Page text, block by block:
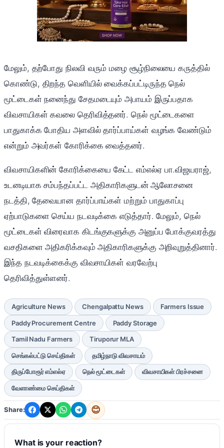
மேலும், தற்போது நிலவி வரும் மழை சூழ்நிலையை கருத்தில்
கொண்டு, திறந்த வெளியில் வைக்கப்பட்டிருந்த நெல்
மூட்டைகள் நனைந்து சேதமடையும் அபாயம் இருப்பதாக
விவசாயிகள் கவலை தெரிவித்தனர். நெல் மூட்டைகளை
பாதுகாக்க போதிய அளவில் தார்ப்பாய்கள் வழங்க வேண்டும்
என்றும் அவர்கள் கோரிக்கை வைத்தனர்.
விவசாயிகளின் கோரிக்கையை கேட்ட எம்எல்ஏ பா.விஜயராஜ்,
உடனடியாக சம்பந்தப்பட்ட அதிகாரிகளுடன் ஆலோசனை
நடத்தி, தேவையான தார்ப்பாய்கள் மற்றும் பாதுகாப்பு
ஏற்பாடுகளை செய்ய நடவடிக்கை எடுத்தார். மேலும், நெல்
மூட்டைகள் விரைவாக கிடங்குகளுக்கு அனுப்ப போக்குவரத்து
வசதிகளை அதிகரிக்கவும் அதிகாரிகளுக்கு அறிவுறுத்தினார்.
இந்த நடவடிக்கைக்கு விவசாயிகள் வரவேற்பு
தெரிவித்துள்ளனர்.
Agriculture News Chengalpattu News Farmers Issue
Paddy Procurement Centre Paddy Storage
Tamil Nadu Farmers Tiruporur MLA
செங்கல்பட்டு செய்திகள் தமிழ்நாடு விவசாயம்
திருப்போரூர் எம்எல்ஏ நெல் மூட்டைகள் விவசாயிகள் பிரச்சனை
வேளாண்மை செய்திகள்
Share: 😊
What is your reaction?